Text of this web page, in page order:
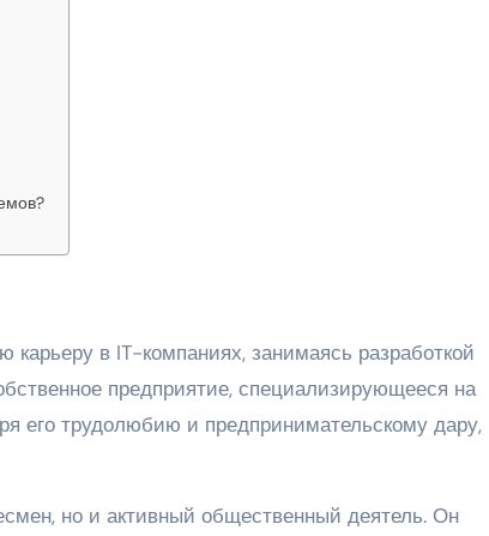
в IT-компаниях, занимаясь разработкой
предприятие, специализирующееся на
его трудолюбию и предпринимательскому дару,
но и активный общественный деятель. Он